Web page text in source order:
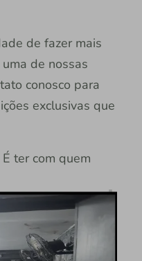
de fazer mais
de nossas
conosco para
exclusivas que
ter com quem